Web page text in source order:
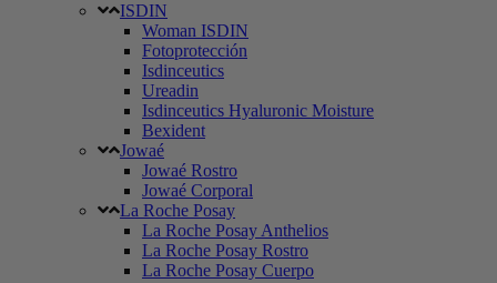
ISDIN
Woman ISDIN
Fotoprotección
Isdinceutics
Ureadin
Isdinceutics Hyaluronic Moisture
Bexident
Jowaé
Jowaé Rostro
Jowaé Corporal
La Roche Posay
La Roche Posay Anthelios
La Roche Posay Rostro
La Roche Posay Cuerpo